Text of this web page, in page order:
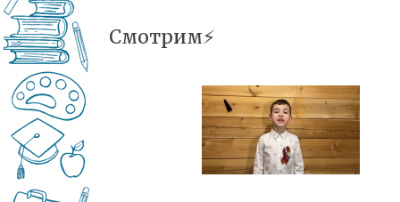
Смотрим⚡️